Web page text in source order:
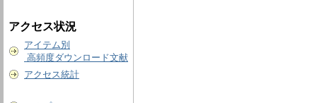
アクセス状況
アイテム別
高頻度ダウンロード文献
アクセス統計